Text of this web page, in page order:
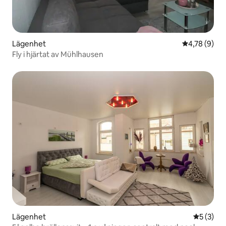
Lägenhet 4,78 av 5 i
4,78 (9)
Fly i hjärtat av Mühlhausen
Lägenhet 5 av 5 i
5 (3)